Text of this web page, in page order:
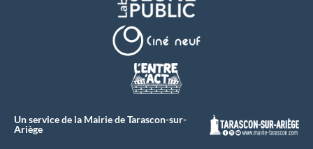
Un service de la Mairie de Tarascon-sur-
Ariège